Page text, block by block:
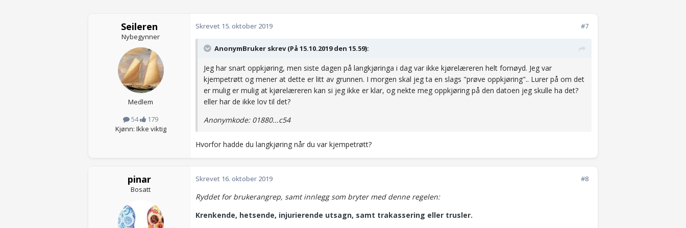
Seileren
Nybegynner
Medlem
54
179
Kjønn: Ikke viktig
#7
Skrevet 15. oktober 2019
AnonymBruker skrev (På 15.10.2019 den 15.59):
Jeg har snart oppkjøring, men siste dagen på langkjøringa i dag var ikke kjørelæreren helt fornøyd. Jeg var
kjempetrøtt og mener at dette er litt av grunnen. I morgen skal jeg ta en slags "prøve oppkjøring".. Lurer på om det
er mulig er mulig at kjørelæreren kan si jeg ikke er klar, og nekte meg oppkjøring på den datoen jeg skulle ha det?
eller har de ikke lov til det?
Anonymkode: 01880...c54
Hvorfor hadde du langkjøring når du var kjempetrøtt?
pinar
Bosatt
#8
Skrevet 16. oktober 2019
Ryddet for brukerangrep, samt innlegg som bryter med denne regelen:
Krenkende, hetsende, injurierende utsagn, samt trakassering eller trusler.